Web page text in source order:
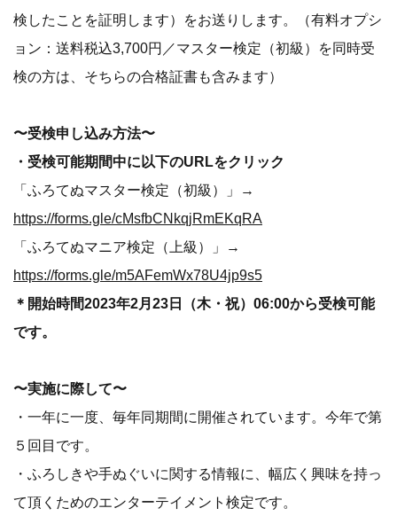
検したことを証明します）をお送りします。（有料オプシ
ョン：送料税込3,700円／マスター検定（初級）を同時受
検の方は、そちらの合格証書も含みます）
〜受検申し込み方法〜
・受検可能期間中に以下のURLをクリック
「ふろてぬマスター検定（初級）」→
https://forms.gle/cMsfbCNkqjRmEKqRA
「ふろてぬマニア検定（上級）」→
https://forms.gle/m5AFemWx78U4jp9s5
＊開始時間2023年2月23日（木・祝）06:00から受検可能
です。
〜実施に際して〜
・一年に一度、毎年同期間に開催されています。今年で第
５回目です。
・ふろしきや手ぬぐいに関する情報に、幅広く興味を持っ
て頂くためのエンターテイメント検定です。